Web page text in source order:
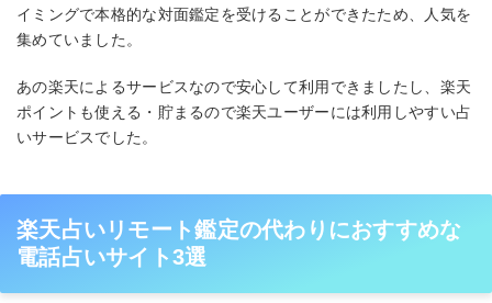
イミングで本格的な対面鑑定を受けることができたため、人気を
集めていました。
あの楽天によるサービスなので安心して利用できましたし、楽天
ポイントも使える・貯まるので楽天ユーザーには利用しやすい占
いサービスでした。
楽天占いリモート鑑定の代わりにおすすめな
電話占いサイト3選